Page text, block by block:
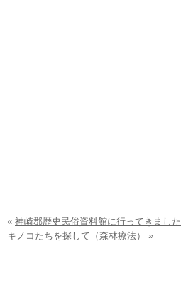
« 神崎郡歴史民俗資料館に行ってきました
キノコたちを探して（森林療法）
»